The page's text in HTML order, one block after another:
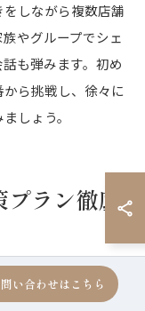
しながら複数店舗
やグループでシェ
も弾みます。初め
ら挑戦し、徐々に
しょう。
プラン徹底
紹介
い合わせはこちら